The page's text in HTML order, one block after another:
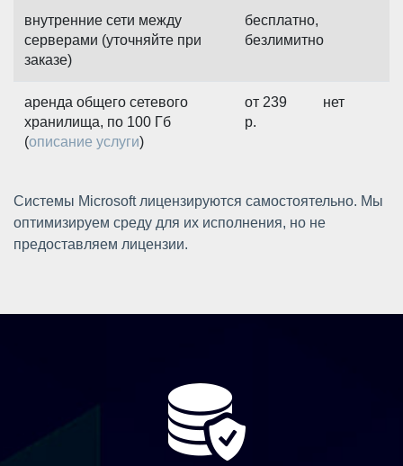
внутренние сети между
серверами (уточняйте при
заказе)
бесплатно,
безлимитно
аренда общего сетевого
хранилища, по 100 Гб
(описание услуги)
от 239
р.
нет
Системы Microsoft лицензируются самостоятельно. Мы
оптимизируем среду для их исполнения, но не
предоставляем лицензии.